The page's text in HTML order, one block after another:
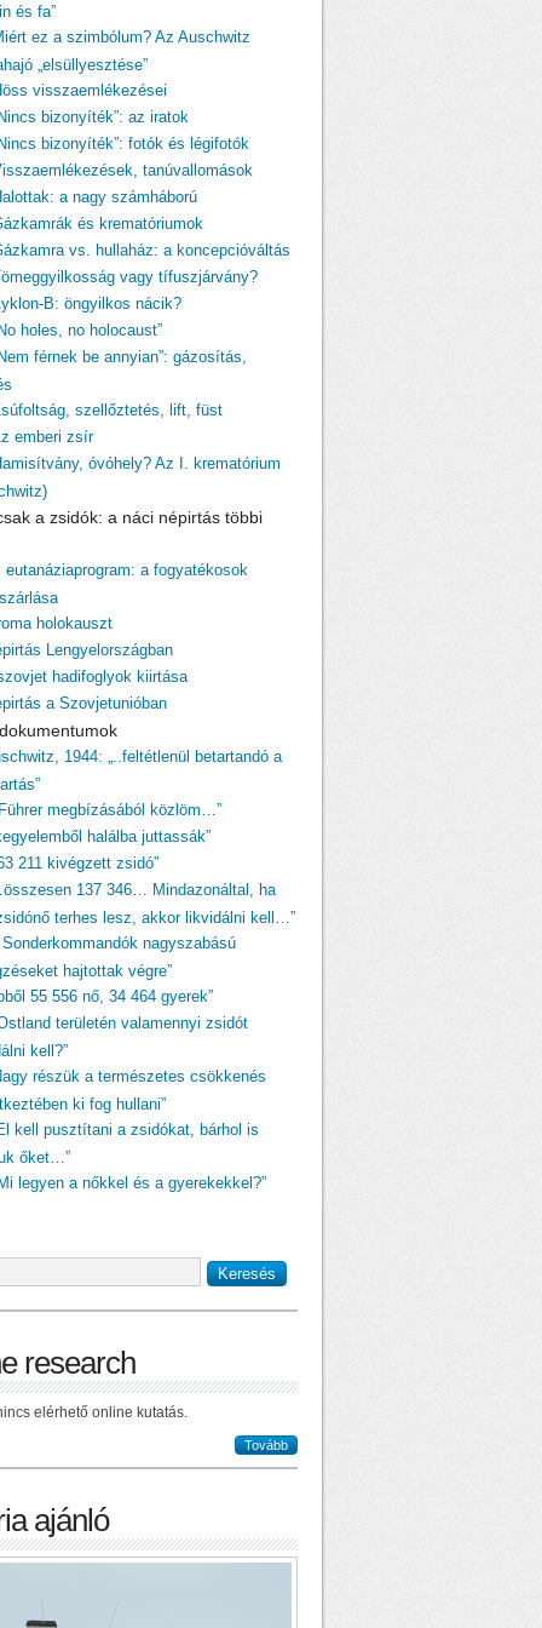
és fa”
ez a szimbólum? Az Auschwitz
„elsüllyesztése”
visszaemlékezései
bizonyíték”: az iratok
bizonyíték”: fotók és légifotók
tanúvallomások
a nagy számháború
és krematóriumok
vs. hullaház: a koncepcióváltás
vagy tífuszjárvány?
B: öngyilkos nácik?
holes, no holocaust”
férnek be annyian”: gázosítás,
szellőztetés, lift, füst
emberi zsír
óvóhely? Az I. krematórium
a zsidók: a náci népirtás többi
eutanáziaprogram: a fogyatékosok
holokauszt
Lengyelországban
hadifoglyok kiirtása
a Szovjetunióban
1944: „..feltétlenül betartandó a
megbízásából közlöm…”
halálba juttassák”
211 kivégzett zsidó”
137 346… Mindazonáltal, ha
terhes lesz, akkor likvidálni kell…”
Sonderkommandók nagyszabású
hajtottak végre”
55 556 nő, 34 464 gyerek”
területén valamennyi zsidót
kell?”
részük a természetes csökkenés
ki fog hullani”
kell pusztítani a zsidókat, bárhol is
őket…”
legyen a nőkkel és a gyerekekkel?”
research
elérhető online kutatás.
Tovább
ajánló